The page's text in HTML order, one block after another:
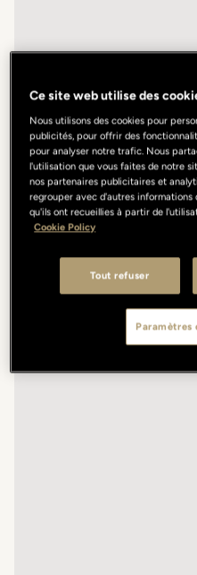
Ce site web utilise des
Nous utilisons des cookies pour
publicités, pour offrir des
pour analyser notre trafic. Nous
l'utilisation que vous faites de notre
nos partenaires publicitaires et
regrouper avec d'autres informations
qu'ils ont recueillies à partir de
Cookie Policy
Tout refuser
Paramètres